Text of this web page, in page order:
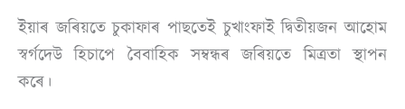
ইয়াৰ জৰিয়তে চুকাফাৰ পাছতেই চুখাংফাই দ্বিতীয়জন আহোম
স্বৰ্গদেউ হিচাপে বৈবাহিক সম্বন্ধৰ জৰিয়তে মিত্ৰতা স্থাপন
কৰে।